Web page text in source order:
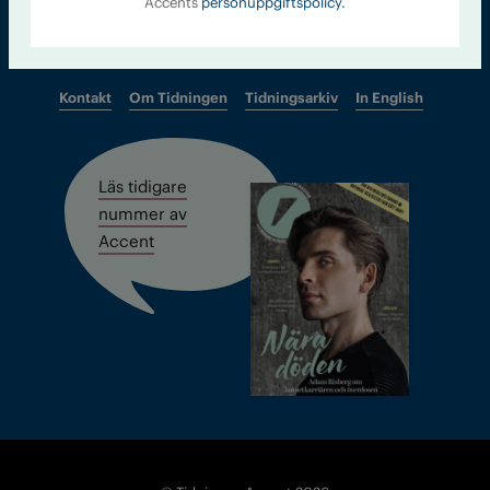
Kontakt Om Tidningen Tidningsarkiv In English
Läs tidigare
nummer av
Accent